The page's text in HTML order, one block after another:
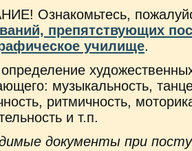
Ознакомьтесь,
препятствующих
училище.
определение
музыкальность,
ритмичность,
и т.п.
документы при